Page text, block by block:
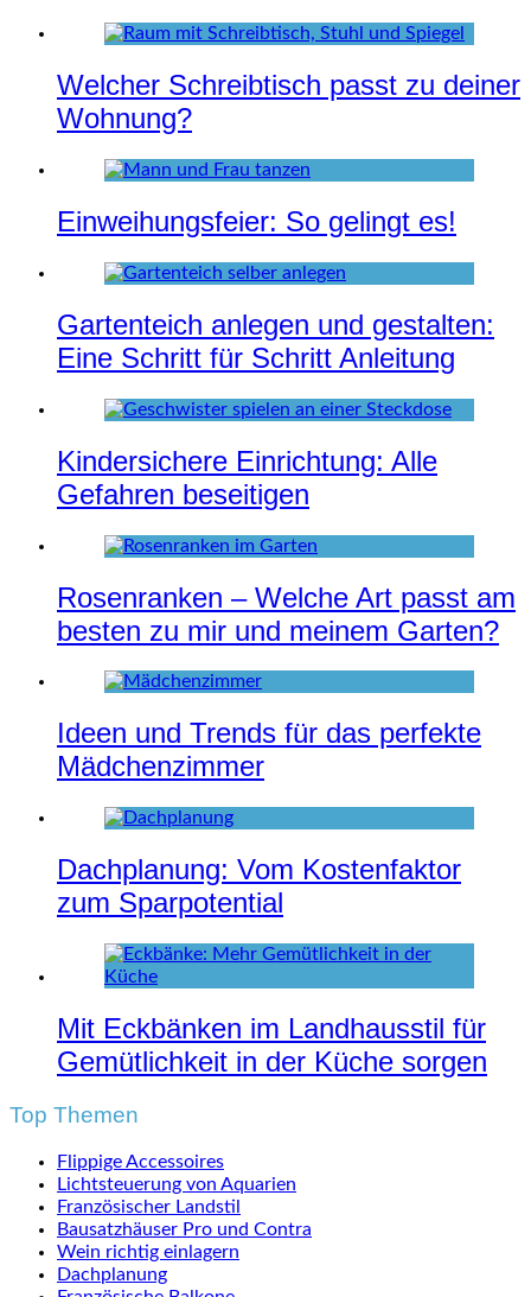
Welcher Schreibtisch passt zu deiner
Wohnung?
Einweihungsfeier: So gelingt es!
Gartenteich anlegen und gestalten:
Eine Schritt für Schritt Anleitung
Kindersichere Einrichtung: Alle
Gefahren beseitigen
Rosenranken – Welche Art passt am
besten zu mir und meinem Garten?
Ideen und Trends für das perfekte
Mädchenzimmer
Dachplanung: Vom Kostenfaktor
zum Sparpotential
Mit Eckbänken im Landhausstil für
Gemütlichkeit in der Küche sorgen
Top Themen
Flippige Accessoires
Lichtsteuerung von Aquarien
Französischer Landstil
Bausatzhäuser Pro und Contra
Wein richtig einlagern
Dachplanung